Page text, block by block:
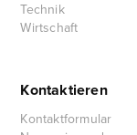
Technik
Wirtschaft
Kontaktieren
Kontaktformular